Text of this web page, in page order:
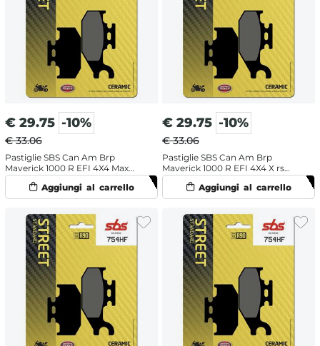
€ 29.75 -10%
€ 33.06
Pastiglie SBS Can Am Brp
Maverick 1000 R EFI 4X4 Max
DPS (2016-2018) posteriori
ceramiche
€ 29.75 -10%
€ 33.06
Pastiglie SBS Can Am Brp
Maverick 1000 R EFI 4X4 X rs
DPS (2014-2015) posteriori
ceramiche